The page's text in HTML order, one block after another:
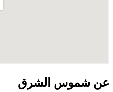
عن شموس الشرق